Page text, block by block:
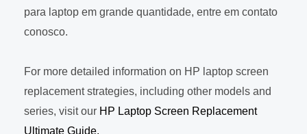
para laptop em grande quantidade, entre em contato
conosco.
For more detailed information on HP laptop screen
replacement strategies, including other models and
series, visit our HP Laptop Screen Replacement
Ultimate Guide.